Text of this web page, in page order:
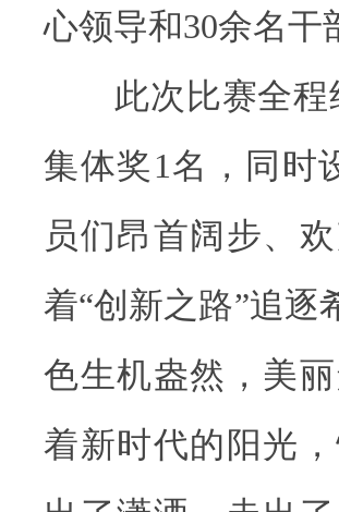
心领导和30余名干
此次比赛全程
集体奖1名，同时
员们昂首阔步、
着“创新之路”追逐
色生机盎然，美
着新时代的阳光